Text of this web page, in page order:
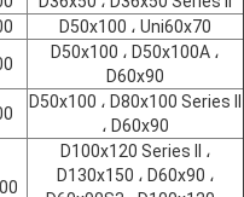
D50x100 ، Uni60x70
D50x100 ، D50x100A ،
D60x90
D50x100 ، D80x100 Series II
، D60x90
D100x120 Series II ،
D130x150 ، D60x90 ،